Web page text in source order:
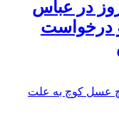
در عباس
درخواست